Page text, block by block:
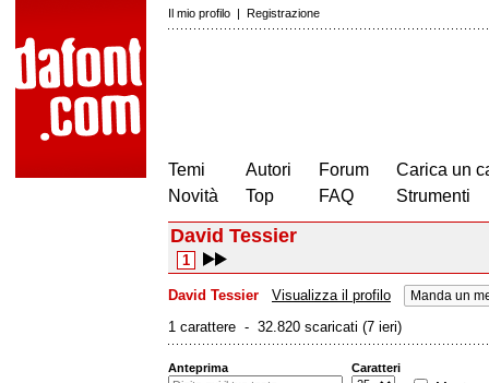
Il mio profilo | Registrazione
Temi
Novità
Autori
Top
Forum
FAQ
Carica un
Strumenti
David Tessier
1
David Tessier Visualizza il profilo Manda un
1 carattere - 32.820 scaricati (7 ieri)
Anteprima Caratteri